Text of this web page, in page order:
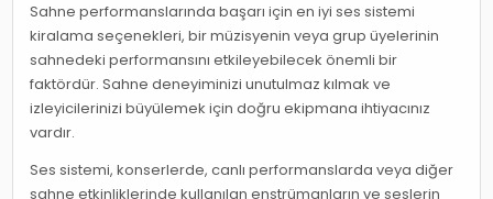
Sahne performanslarında başarı için en iyi ses sistemi
kiralama seçenekleri, bir müzisyenin veya grup üyelerinin
sahnedeki performansını etkileyebilecek önemli bir
faktördür. Sahne deneyiminizi unutulmaz kılmak ve
izleyicilerinizi büyülemek için doğru ekipmana ihtiyacınız
vardır.
Ses sistemi, konserlerde, canlı performanslarda veya diğer
sahne etkinliklerinde kullanılan enstrümanların ve seslerin